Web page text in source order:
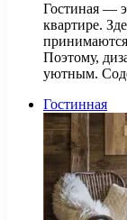
Гостиная —
квартире.
Поэтому,
уютным.
Гостинная